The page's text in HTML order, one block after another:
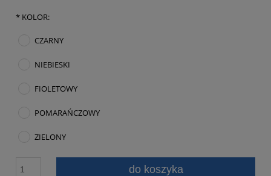
* KOLOR:
CZARNY
NIEBIESKI
FIOLETOWY
POMARAŃCZOWY
ZIELONY
do koszyka